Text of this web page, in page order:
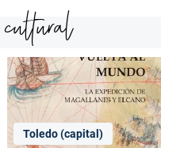
Toledo (capital)